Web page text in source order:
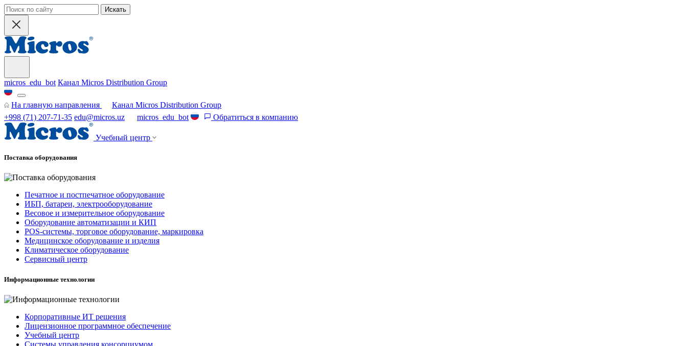
Искать
micros_edu_bot Канал Micros Distribution Group
На главную направления
Канал Micros Distribution Group
+998 (71) 207-71-35 edu@micros.uz micros_edu_bot Обратиться в компанию
Учебный центр
Поставка оборудования
Печатное и постпечатное оборудование
ИБП, батареи, электрооборудование
Весовое и измерительное оборудование
Оборудование автоматизации и КИП
POS-системы, торговое оборудование, маркировка
Медицинское оборудование и изделия
Климатическое оборудование
Сервисный центр
Информационные технологии
Корпоративные ИТ решения
Лицензионное программное обеспечение
Учебный центр
Системы управления консорциумом